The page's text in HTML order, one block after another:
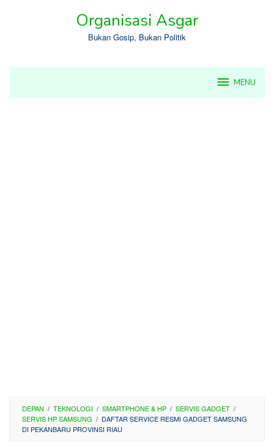
Organisasi Asgar
Bukan Gosip, Bukan Politik
MENU
DEPAN / TEKNOLOGI / SMARTPHONE & HP / SERVIS GADGET /
SERVIS HP SAMSUNG / DAFTAR SERVICE RESMI GADGET SAMSUNG
DI PEKANBARU PROVINSI RIAU